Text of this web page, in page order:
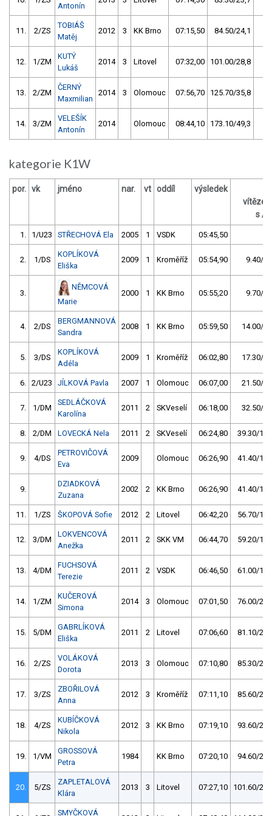
Antonín
11. 2/ZS
TOBIÁŠ
Matěj
2012 3 KK Brno 07:15,50 84.50/24,1
12. 1/ZM
KUTÝ
Lukáš
2014 3 Litovel 07:32,00 101.00/28,8
13. 2/ZM
ČERNÝ
Maxmilian
2014 3 Olomouc 07:56,70 125.70/35,8
14. 3/ZM
VELEŠÍK
Antonín
2014 Olomouc 08:44,10 173.10/49,3
kategorie K1W
por. vk jméno nar. vt oddíl výsledek
s /
1. 1/U23 STŘECHOVÁ Ela 2005 1 VSDK 05:45,50
2. 1/DS
KOPLÍKOVÁ
Eliška
2009 1 Kroměříž 05:54,90 9.40/
3.
NĚMCOVÁ
Marie
2000 1 KK Brno 05:55,20 9.70/
4. 2/DS
BERGMANNOVÁ
Sandra
2008 1 KK Brno 05:59,50 14.00/
5. 3/DS
KOPLÍKOVÁ
Adéla
2009 1 Kroměříž 06:02,80 17.30/
6. 2/U23 JÍLKOVÁ Pavla 2007 1 Olomouc 06:07,00 21.50/
7. 1/DM
SEDLÁČKOVÁ
Karolína
2011 2 SKVeselí 06:18,00 32.50/
8. 2/DM LOVECKÁ Nela 2011 2 SKVeselí 06:24,80 39.30/
9. 4/DS
PETROVIČOVÁ
Eva
2009 Olomouc 06:26,90 41.40/
9.
DZIADKOVÁ
Zuzana
2002 2 KK Brno 06:26,90 41.40/
11. 1/ZS ŠKOPOVÁ Sofie 2012 2 Litovel 06:42,20 56.70/
12. 3/DM
LOKVENCOVÁ
Anežka
2011 2 SKK VM 06:44,70 59.20/
13. 4/DM
FUCHSOVÁ
Terezie
2011 2 VSDK 06:46,50 61.00/
14. 1/ZM
KUČEROVÁ
Simona
2014 3 Olomouc 07:01,50 76.00/
15. 5/DM
GABRLÍKOVÁ
Eliška
2011 2 Litovel 07:06,60 81.10/
16. 2/ZS
VOLÁKOVÁ
Dorota
2013 3 Olomouc 07:10,80 85.30/
17. 3/ZS
ZBOŘILOVÁ
Anna
2012 3 Kroměříž 07:11,10 85.60/
18. 4/ZS
KUBÍČKOVÁ
Nikola
2012 3 KK Brno 07:19,10 93.60/
19. 1/VM
GROSSOVÁ
Petra
1984 KK Brno 07:20,10 94.60/
20. 5/ZS
ZAPLETALOVÁ
Klára
2013 3 Litovel 07:27,10 101.60/
SMYČKOVÁ